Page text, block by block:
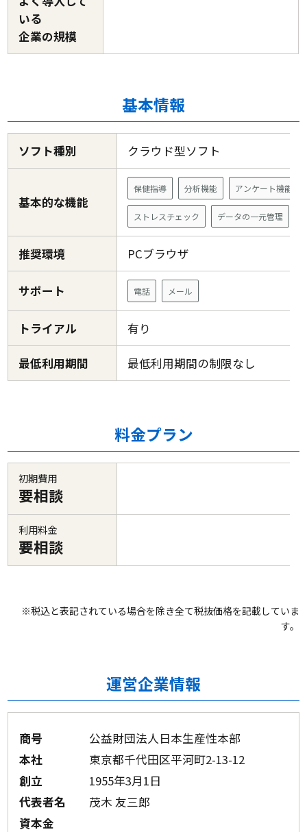
いる
企業の規模
基本情報
ソフト種別 クラウド型ソフト
基本的な機能
保健指導 分析機能 アンケート機能
ストレスチェック データの一元管理
推奨環境 PCブラウザ
サポート 電話 メール
トライアル 有り
最低利用期間 最低利用期間の制限なし
料金プラン
初期費用
要相談
利用料金
要相談
※税込と表記されている場合を除き全て税抜価格を記載していま
す。
運営企業情報
商号
公益財団法人日本生産性本部
本社
東京都千代田区平河町2-13-12
創立
1955年3月1日
代表者名
茂木 友三郎
資本金